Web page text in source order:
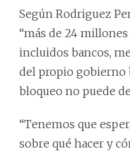
Según Rodriguez
“más de 24
incluidos bancos,
del propio gobierno
bloqueo no puede
“Tenemos que
sobre qué hacer y